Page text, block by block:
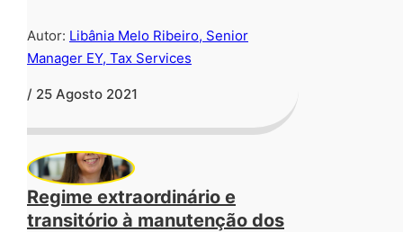
Autor: Libânia Melo Ribeiro, Senior
Manager EY, Tax Services
/ 25 Agosto 2021
Regime extraordinário e
transitório à manutenção dos